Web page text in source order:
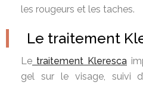
les rougeurs et les taches.
Le traitement
Le traitement Kleresca
gel sur le visage, suivi